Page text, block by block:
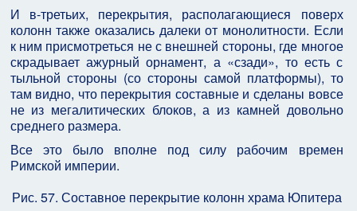
И в-третьих, перекрытия, располагающиеся поверх
колонн также оказались далеки от монолитности. Если
к ним присмотреться не с внешней стороны, где многое
скрадывает ажурный орнамент, а «сзади», то есть с
тыльной стороны (со стороны самой платформы), то
там видно, что перекрытия составные и сделаны вовсе
не из мегалитических блоков, а из камней довольно
среднего размера.
Все это было вполне под силу рабочим времен
Римской империи.
Рис. 57. Составное перекрытие колонн храма Юпитера